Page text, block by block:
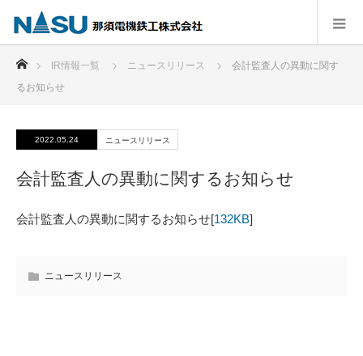
ホーム
IR情報一覧 ニュースリリース
会計監査⼈の異動に関す
るお知らせ
2022.05.24 ニュースリリース
会計監査⼈の異動に関するお知らせ
会計監査⼈の異動に関するお知らせ[132KB]
ニュースリリース